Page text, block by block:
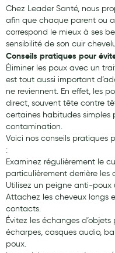
Chez Leader Santé, nous
afin que chaque parent ou
correspond le mieux à ses
sensibilité de son cuir
Conseils pratiques pour
Éliminer les poux avec un
est tout aussi important
ne reviennent. En effet, les
direct, souvent tête contre
certaines habitudes simples
contamination.
Voici nos conseils pratiques
:
Examinez régulièrement le
particulièrement derrière les
Utilisez un peigne anti-poux
Attachez les cheveux longs
contacts.
Évitez les échanges d’objets
écharpes, casques audio,
poux.